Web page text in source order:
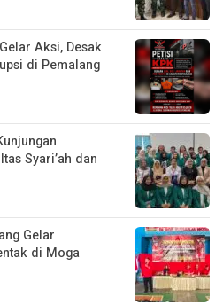
Aksi, Desak
di Pemalang
Syari’ah dan
Gelar
di Moga